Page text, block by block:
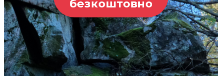
безкоштовно